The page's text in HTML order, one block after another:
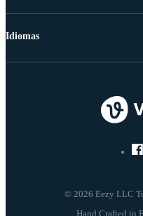
© 2026 Eezy LLC
Idiomas